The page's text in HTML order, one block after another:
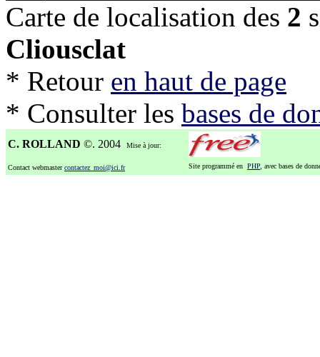
Carte de localisation des 2
Cliousclat
* Retour en haut de page
* Consulter les bases de
C. ROLLAND ©. 2004 Mise à jour:
Contact webmastercontactez_moi@ici.fr Site programmé en PHP , avec bases de